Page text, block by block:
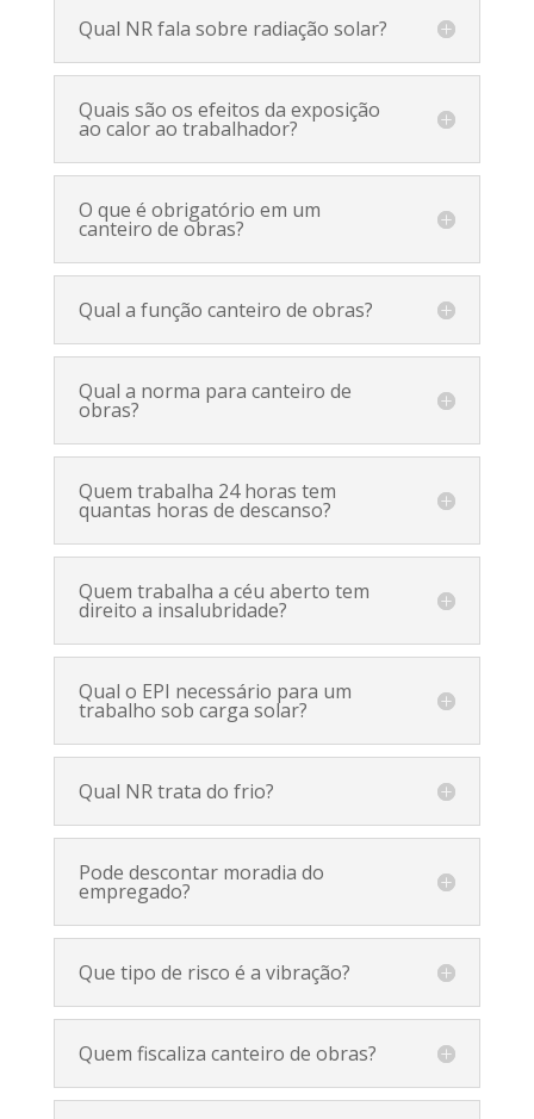
Qual NR fala sobre radiação solar?
Quais são os efeitos da exposição
ao calor ao trabalhador?
O que é obrigatório em um
canteiro de obras?
Qual a função canteiro de obras?
Qual a norma para canteiro de
obras?
Quem trabalha 24 horas tem
quantas horas de descanso?
Quem trabalha a céu aberto tem
direito a insalubridade?
Qual o EPI necessário para um
trabalho sob carga solar?
Qual NR trata do frio?
Pode descontar moradia do
empregado?
Que tipo de risco é a vibração?
Quem fiscaliza canteiro de obras?